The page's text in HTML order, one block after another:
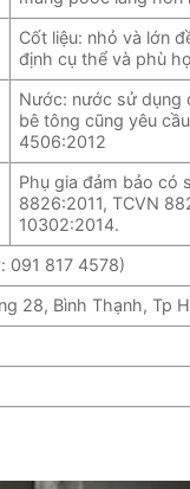
Cốt liệu: nhỏ và lớn
định cụ thể và phù
Nước: nước sử dụng
bê tông cũng yêu
4506:2012
Phụ gia đảm bảo có
8826:2011, TCVN
10302:2014.
091 817 4578)
28, Bình Thạnh, Tp